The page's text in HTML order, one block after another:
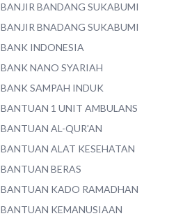
BANJIR BANDANG SUKABUMI
BANJIR BNADANG SUKABUMI
BANK INDONESIA
BANK NANO SYARIAH
BANK SAMPAH INDUK
BANTUAN 1 UNIT AMBULANS
BANTUAN AL-QUR'AN
BANTUAN ALAT KESEHATAN
BANTUAN BERAS
BANTUAN KADO RAMADHAN
BANTUAN KEMANUSIAAN